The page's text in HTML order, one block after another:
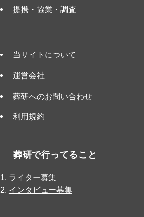
提携・協業・調査
当サイトについて
運営会社
葬研へのお問い合わせ
利用規約
葬研で行ってること
ライター募集
インタビュー募集